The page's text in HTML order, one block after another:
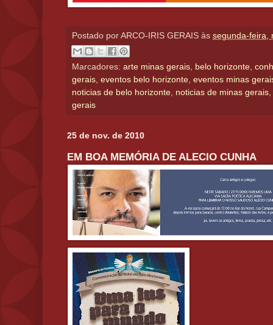
Postado por ARCO-IRIS GERAIS às segunda-feira,
Marcadores: arte minas gerais belo horizonte
gerais eventos belo horizonte eventos minas
noticias de belo horizonte noticias de minas gerais
gerais
25 de nov. de 2010
EM BOA MEMÓRIA DE ALECIO CUNHA